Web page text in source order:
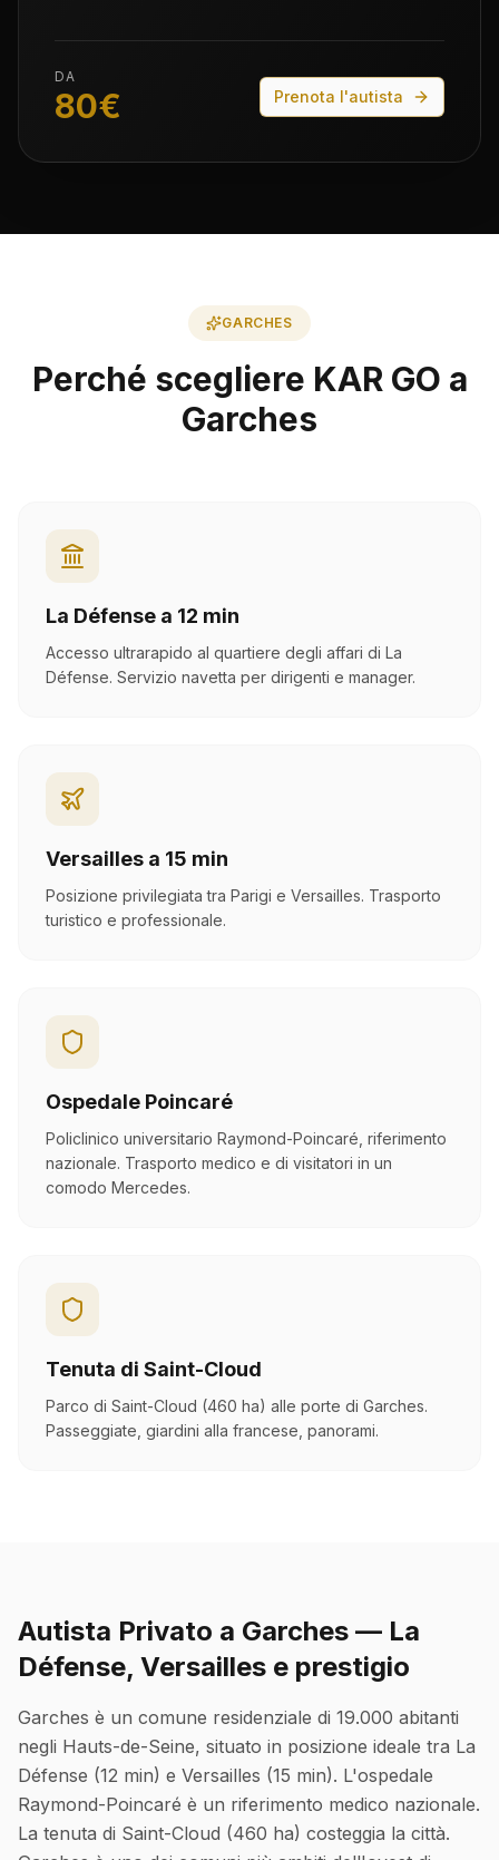
DA
80€ Prenota l'autista
GARCHES
Perché scegliere KAR GO a
Garches
La Défense a 12 min
Accesso ultrarapido al quartiere degli affari di La
Défense. Servizio navetta per dirigenti e manager.
Versailles a 15 min
Posizione privilegiata tra Parigi e Versailles. Trasporto
turistico e professionale.
Ospedale Poincaré
Policlinico universitario Raymond-Poincaré, riferimento
nazionale. Trasporto medico e di visitatori in un
comodo Mercedes.
Tenuta di Saint-Cloud
Parco di Saint-Cloud (460 ha) alle porte di Garches.
Passeggiate, giardini alla francese, panorami.
Autista Privato a Garches — La
Défense, Versailles e prestigio
Garches è un comune residenziale di 19.000 abitanti
negli Hauts-de-Seine, situato in posizione ideale tra La
Défense (12 min) e Versailles (15 min). L'ospedale
Raymond-Poincaré è un riferimento medico nazionale.
La tenuta di Saint-Cloud (460 ha) costeggia la città.